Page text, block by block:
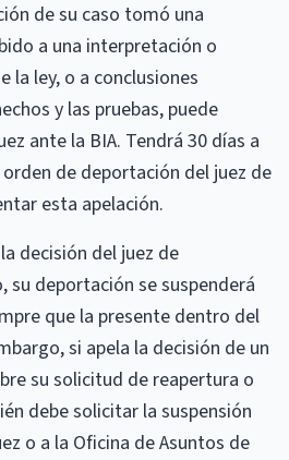
de su caso tomó una
a una interpretación o
la ley, o a conclusiones
y las pruebas, puede
ante la BIA. Tendrá 30 días a
de deportación del juez de
esta apelación.
decisión del juez de
su deportación se suspenderá
que la presente dentro del
si apela la decisión de un
su solicitud de reapertura o
debe solicitar la suspensión
o a la Oficina de Asuntos de